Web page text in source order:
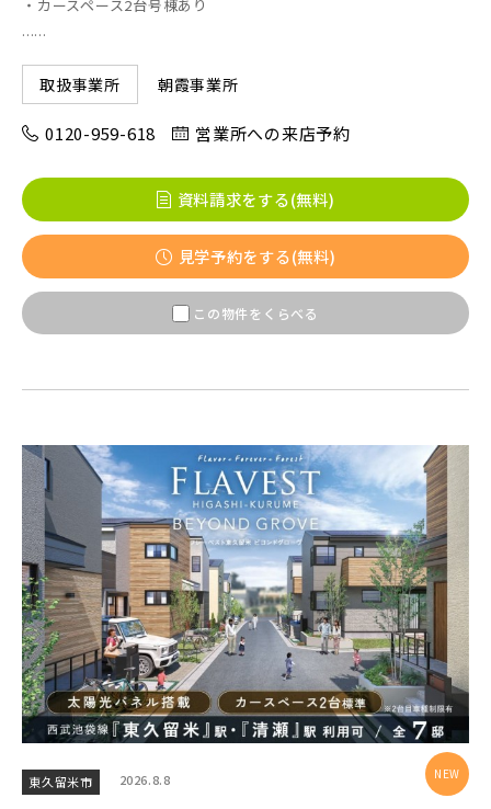
千葉・京葉エリア(18)
船橋市(7)
習志野市(1)
千葉市(2)
千葉・常磐エリア(15)
柏市(3)
流山市(4) 我孫子市(4)
東京都(7)
練馬区(2) 足立区(0)
葛飾区(2)
江戸川区(1)
東久留米市(2)
物件を検索する
・カースペース2台号棟あり
......
取扱事業所 朝霞事業所
0120-959-618 営業所への来店予約
資料請求をする(無料)
見学予約をする(無料)
この物件をくらべる
東久留米市 2026.8.8